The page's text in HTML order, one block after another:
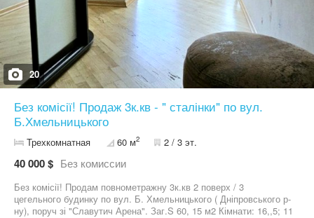
20
Без комісії! Продаж 3к.кв - " сталінки" по вул.
Б.Хмельницького
Трехкомнатная 60 м2 2 / 3 эт.
40 000 $ Без комиссии
Без комісії! Продам повнометражну 3к.кв 2 поверх / 3
цегельного будинку по вул. Б. Хмельницького ( Дніпровського р-
ну), поруч зі "Славутич Арена". Заг.S 60, 15 м2 Кімнати: 16,,5; 11